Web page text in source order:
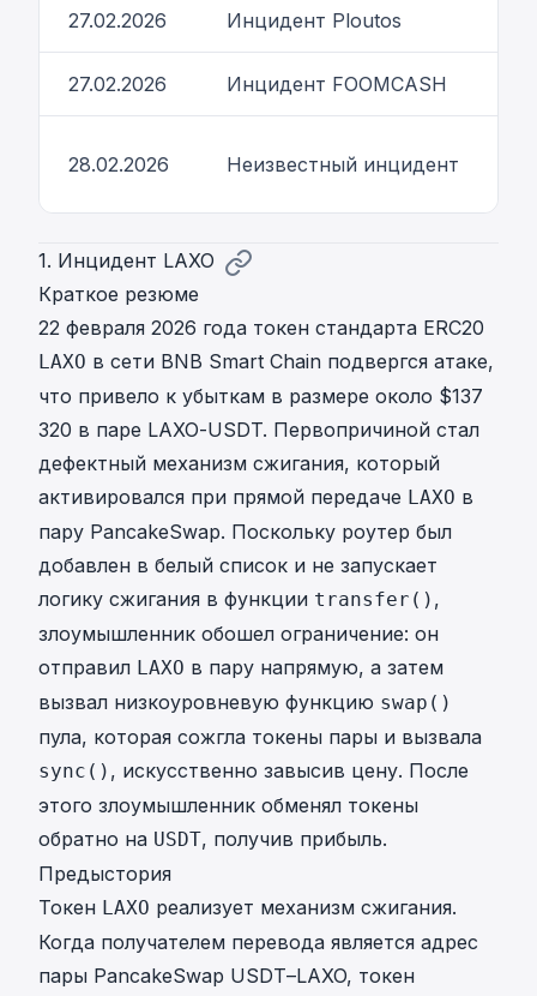
27.02.2026 Инцидент Ploutos
27.02.2026 Инцидент FOOMCASH
28.02.2026 Неизвестный инцидент
1. Инцидент LAXO
Краткое резюме
22 февраля 2026 года токен стандарта ERC20
LAXO в сети BNB Smart Chain подвергся атаке,
что привело к убыткам в размере около $137
320 в паре LAXO-USDT. Первопричиной стал
дефектный механизм сжигания, который
активировался при прямой передаче LAXO в
пару PancakeSwap. Поскольку роутер был
добавлен в белый список и не запускает
логику сжигания в функции transfer() ,
злоумышленник обошел ограничение: он
отправил LAXO в пару напрямую, а затем
вызвал низкоуровневую функцию swap()
пула, которая сожгла токены пары и вызвала
sync() , искусственно завысив цену. После
этого злоумышленник обменял токены
обратно на USDT, получив прибыль.
Предыстория
Токен LAXO реализует механизм сжигания.
Когда получателем перевода является адрес
пары PancakeSwap USDT–LAXO, токен